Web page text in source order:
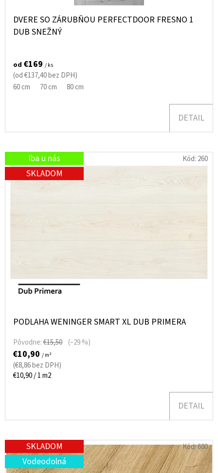
DVERE SO ZÁRUBŇOU PERFECTDOOR FRESNO 1
DUB SNEŽNÝ
od €169 / ks
(od €137,40 bez DPH)
60 cm
70 cm 80 cm
DETAIL
Iba u nás
SKLADOM
PODLAHA WENINGER SMART XL DUB PRIMERA
Pôvodne:€15,50 (–29 %)
€10,90 / m²
(€8,86 bez DPH)
Jednotková
€10,90 / 1 m2
DETAIL
Kód: 260
SKLADOM
Vodeodolná
Kód:600